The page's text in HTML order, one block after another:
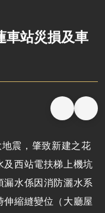
車站災損及車
震，肇致新建之花
及西站電扶梯上機坑
水係因消防灑水系
縮縫變位（大廳屋